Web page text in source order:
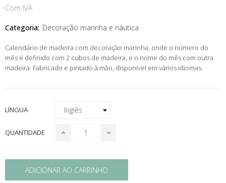
Com IVA
Categoria: Decoração marinha e náutica
Calendário de madeira com decoração marinha, onde o número do
mês é definido com 2 cubos de madeira, e o nome do mês com outra
madeira. Fabricado e pintado à mão, disponível em vários idiomas.
LÍNGUA
QUANTIDADE
ADICIONAR AO CARRINHO